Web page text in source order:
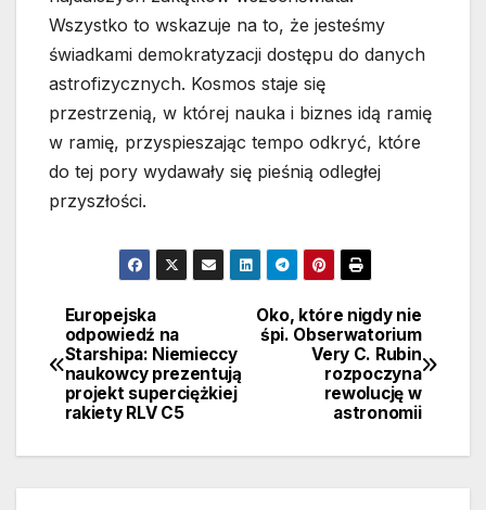
Wszystko to wskazuje na to, że jesteśmy
świadkami demokratyzacji dostępu do danych
astrofizycznych. Kosmos staje się
przestrzenią, w której nauka i biznes idą ramię
w ramię, przyspieszając tempo odkryć, które
do tej pory wydawały się pieśnią odległej
przyszłości.
Nawigacja
wpisu
Oko, które nigdy nie
śpi. Obserwatorium
Very C. Rubin
rozpoczyna
rewolucję w
astronomii
Europejska
odpowiedź na
Starshipa: Niemieccy
naukowcy prezentują
projekt superciężkiej
rakiety RLV C5